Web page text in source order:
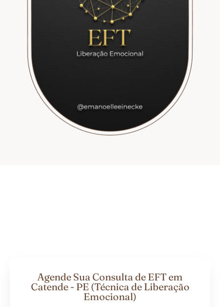
Agende Sua Consulta de EFT em
Catende - PE (Técnica de Liberação
Emocional)